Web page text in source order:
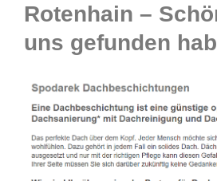
Rotenhain –
uns gefunden